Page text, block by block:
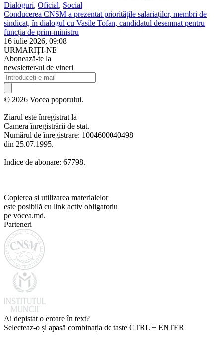
Dialoguri, Oficial, Social
Conducerea CNSM a prezentat prioritățile salariaților, membri de
sindicat, în dialogul cu Vasile Tofan, candidatul desemnat pentru
funcția de prim-ministru
16 iulie 2026, 09:08
URMARIȚI-NE
Abonează-te la
newsletter-ul de vineri
© 2026 Vocea poporului.
Ziarul este înregistrat la
Camera înregistrării de stat.
Numărul de înregistrare: 1004600040498
din 25.07.1995.
Indice de abonare: 67798.
Copierea și utilizarea materialelor
este posibilă cu link activ obligatoriu
pe vocea.md.
Parteneri
Ai depistat o eroare în text?
Selecteaz-o și apasă combinația de taste CTRL + ENTER